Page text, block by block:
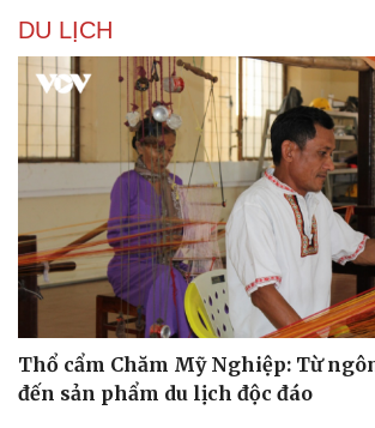
Tư vấn
Săn Tour
check-in
Đọc
Cửa sổ tình
Kể chuyện
Hạt giống
DU LỊCH
Thổ cẩm Chăm Mỹ Nghiệp: Từ
đến sản phẩm du lịch độc đáo